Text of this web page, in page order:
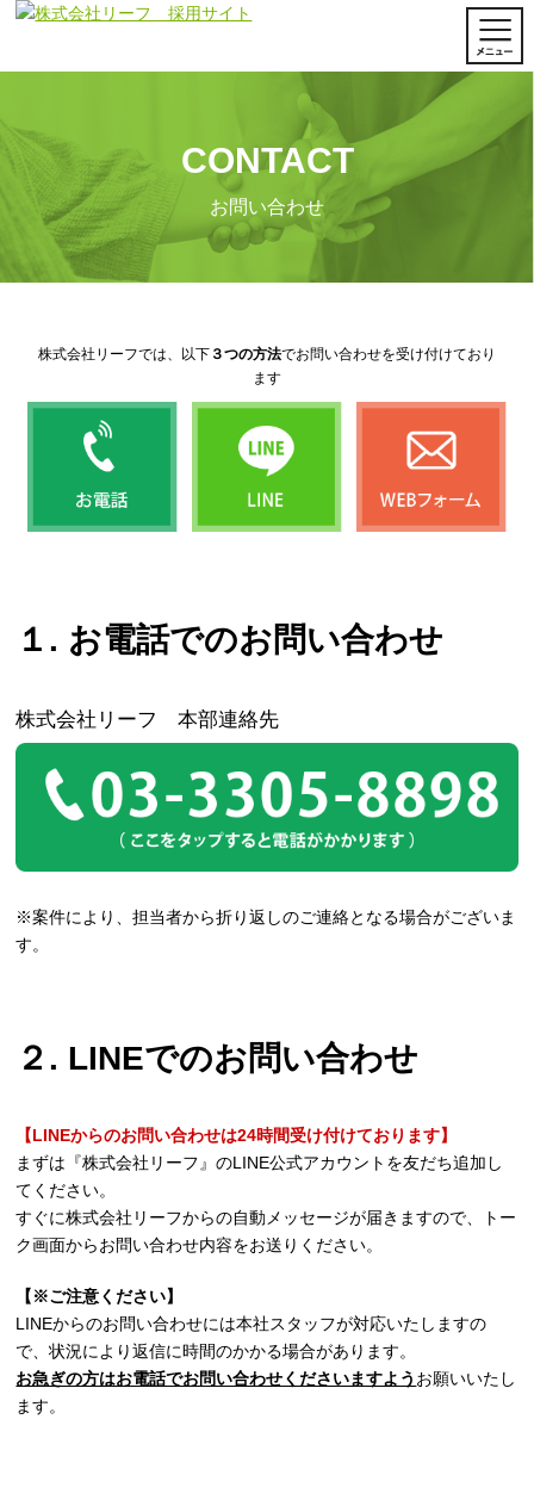
CONTACT
お問い合わせ
株式会社リーフでは、以下 ３つの方法でお問い合わせを受け付けており
ます
１. お電話でのお問い合わせ
株式会社リーフ 本部連絡先
※案件により、担当者から折り返しのご連絡となる場合がございま
す。
２. LINEでのお問い合わせ
【LINEからのお問い合わせは24時間受け付けております】
まずは『株式会社リーフ』のLINE公式アカウントを友だち追加し
てください。
すぐに株式会社リーフからの自動メッセージが届きますので、トー
ク画面からお問い合わせ内容をお送りください。
【※ご注意ください】
LINEからのお問い合わせには本社スタッフが対応いたしますの
で、状況により返信に時間のかかる場合があります。
お急ぎの方はお電話でお問い合わせくださいますよう お願いいたし
ます。